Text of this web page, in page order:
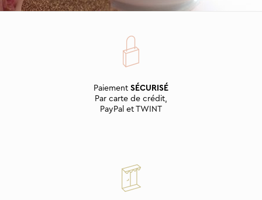
Paiement SÉCURISÉ
Par carte de crédit,
PayPal et TWINT